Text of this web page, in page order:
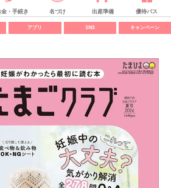
金・手続き 名づけ 出産準備 優待パス
アプリ SNS キャンペーン